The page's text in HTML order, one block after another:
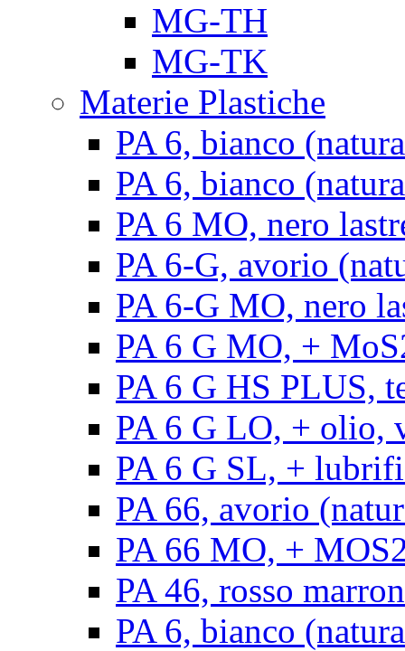
MG-TH
MG-TK
Materie Plastiche
PA 6, bianco
PA 6, bianco
PA 6 MO, nero
PA 6-G, avorio
PA 6-G MO, nero
PA 6 G MO, +
PA 6 G HS PLUS,
PA 6 G LO, + olio,
PA 6 G SL, +
PA 66, avorio
PA 66 MO, +
PA 46, rosso
PA 6, bianco